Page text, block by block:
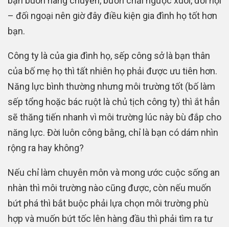
– đối ngoại nên giờ đây điều kiện gia đình họ tốt hơn
bạn.
Công ty là của gia đình họ, sếp công sở là bạn thân
của bố mẹ họ thì tất nhiên họ phải được ưu tiên hơn.
Năng lực bình thường nhưng môi trường tốt (bố làm
sếp tổng hoặc bác ruột là chủ tịch công ty) thì ắt hẳn
sẽ thăng tiến nhanh vì môi trường lúc này bù đắp cho
năng lực. Đời luôn công bằng, chỉ là bạn có dám nhìn
rộng ra hay không?
Nếu chỉ làm chuyên môn và mong ước cuộc sống an
nhàn thì môi trường nào cũng được, còn nếu muốn
bứt phá thì bắt buộc phải lựa chọn môi trường phù
hợp và muốn bứt tốc lên hàng đầu thì phải tìm ra tư